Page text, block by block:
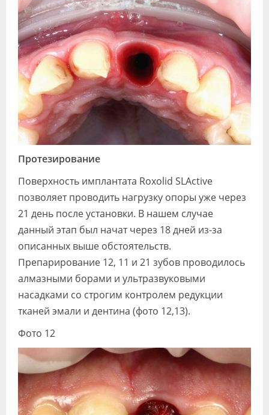
Протезирование
Поверхность имплантата Roxolid SLActive
позволяет проводить нагрузку опоры уже через
21 день после установки. В нашем случае
данный этап был начат через 18 дней из-за
описанных выше обстоятельств.
Препарирование 12, 11 и 21 зубов проводилось
алмазными борами и ультразвуковыми
насадками со строгим контролем редукции
тканей эмали и дентина (фото 12,13).
Фото 12